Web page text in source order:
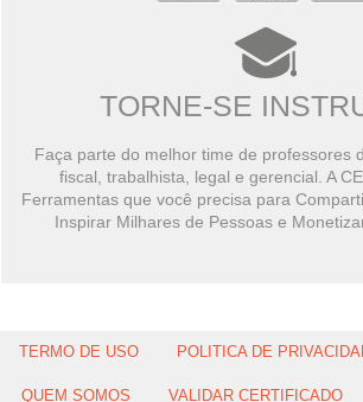
TORNE-SE
Faça parte do melhor time de professores
fiscal, trabalhista, legal e gerencial. A
Ferramentas que você precisa para
Inspirar Milhares de Pessoas e
TERMO DE USO POLITICA DE
QUEM SOMOS VALIDAR CERTIFICADO